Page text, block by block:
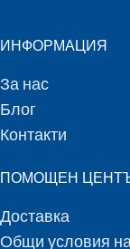
ИНФОРМАЦИЯ
За нас
Блог
Контакти
ПОМОЩЕН
Доставка
Общи условия